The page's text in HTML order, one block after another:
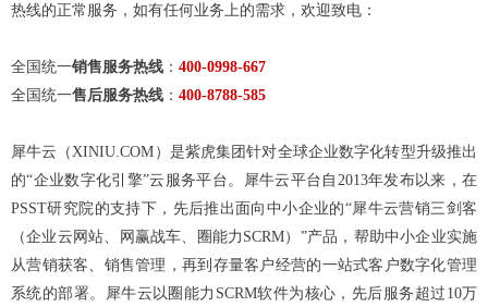
热线的正常服务，如有任何业务上的需求，欢迎致电：
全国统一销售服务热线 ： 400-0998-667
全国统一售后服务热线 ： 400-8788-585
犀牛云（XINIU.COM）是紫虎集团针对全球企业数字化转型升级推出
的“企业数字化引擎”云服务平台。犀牛云平台自2013年发布以来，在
PSST研究院的支持下，先后推出面向中小企业的“犀牛云营销三剑客
（企业云网站 网赢战车 圈能力SCRM）”产品，帮助中小企业实施
从营销获客、销售管理，再到存量客户经营的一站式客户数字化管理
系统的部署。犀牛云以圈能力SCRM软件为核心，先后服务超过10万